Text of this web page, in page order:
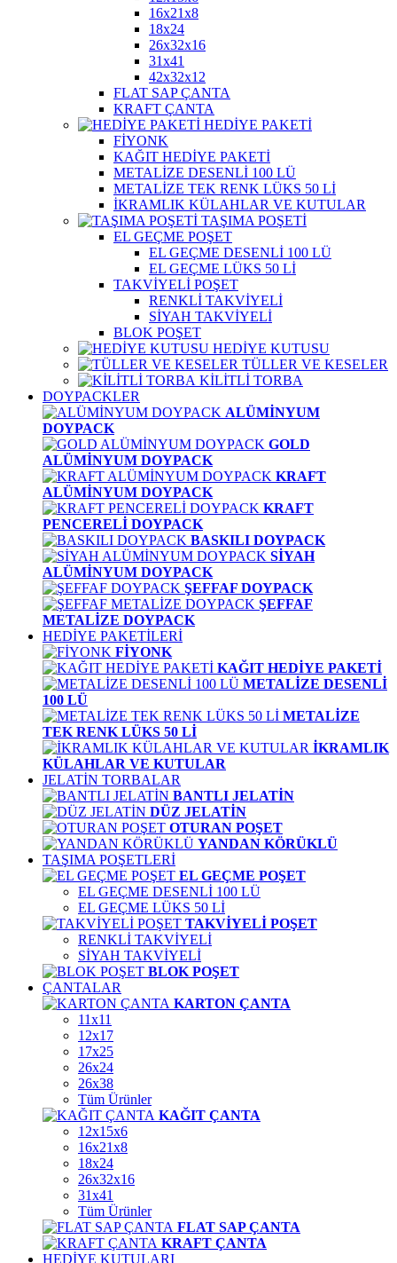
16x21x8
18x24
26x32x16
31x41
42x32x12
FLAT SAP ÇANTA
KRAFT ÇANTA
HEDİYE PAKETİ
FİYONK
KAĞIT HEDİYE PAKETİ
METALİZE DESENLİ 100 LÜ
METALİZE TEK RENK LÜKS 50 Lİ
İKRAMLIK KÜLAHLAR VE KUTULAR
TAŞIMA POŞETİ
EL GEÇME POŞET
EL GEÇME DESENLİ 100 LÜ
EL GEÇME LÜKS 50 Lİ
TAKVİYELİ POŞET
RENKLİ TAKVİYELİ
SİYAH TAKVİYELİ
BLOK POŞET
HEDİYE KUTUSU
TÜLLER VE KESELER
KİLİTLİ TORBA
DOYPACKLER
ALÜMİNYUM
DOYPACK
GOLD
ALÜMİNYUM DOYPACK
KRAFT
ALÜMİNYUM DOYPACK
KRAFT
PENCERELİ DOYPACK
BASKILI DOYPACK
SİYAH
ALÜMİNYUM DOYPACK
ŞEFFAF DOYPACK
ŞEFFAF
METALİZE DOYPACK
HEDİYE PAKETİLERİ
FİYONK
KAĞIT HEDİYE PAKETİ
METALİZE DESENLİ
100 LÜ
METALİZE
TEK RENK LÜKS 50 Lİ
İKRAMLIK
KÜLAHLAR VE KUTULAR
JELATİN TORBALAR
BANTLI JELATİN
DÜZ JELATİN
OTURAN POŞET
YANDAN KÖRÜKLÜ
TAŞIMA POŞETLERİ
EL GEÇME POŞET
EL GEÇME DESENLİ 100 LÜ
EL GEÇME LÜKS 50 Lİ
TAKVİYELİ POŞET
RENKLİ TAKVİYELİ
SİYAH TAKVİYELİ
BLOK POŞET
ÇANTALAR
KARTON ÇANTA
11x11
12x17
17x25
26x24
26x38
Tüm Ürünler
KAĞIT ÇANTA
12x15x6
16x21x8
18x24
26x32x16
31x41
Tüm Ürünler
FLAT SAP ÇANTA
KRAFT ÇANTA
HEDİYE KUTULARI